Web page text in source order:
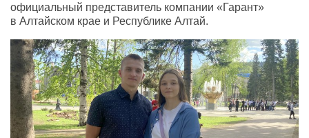
официальный представитель компании «Гарант»
в Алтайском крае и Республике Алтай.